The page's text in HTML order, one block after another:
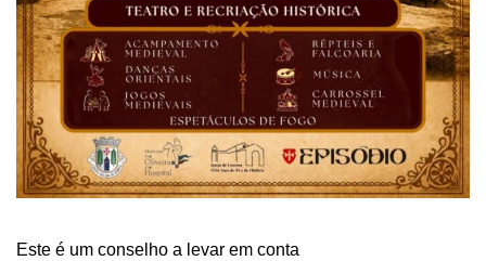
Este é um conselho a levar em conta